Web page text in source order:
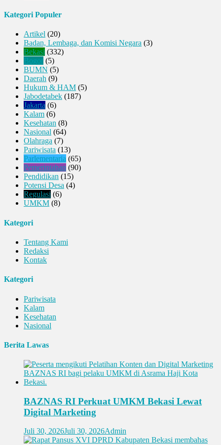
Kategori Populer
Artikel (20)
Badan, Lembaga, dan Komisi Negara (3)
Bekasi (332)
Bogor(5)
BUMN (5)
Daerah (9)
Hukum & HAM (5)
Jabodetabek (187)
Jakarta (6)
Kalam (6)
Kesehatan (8)
Nasional (64)
Olahraga (7)
Pariwisata (13)
Parlementaria (65)
Pemerintahan (90)
Pendidikan (15)
Potensi Desa (4)
Regulasi (6)
UMKM (8)
Kategori
Tentang Kami
Redaksi
Kontak
Kategori
Pariwisata
Kalam
Kesehatan
Nasional
Berita Lawas
BAZNAS RI Perkuat UMKM Bekasi Lewat
Digital Marketing
Juli 30, 2026Juli 30, 2026Admin